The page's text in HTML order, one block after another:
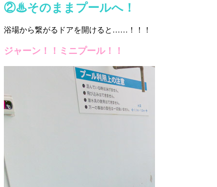
②♨そのままプールへ！
浴場から繋がるドアを開けると……！！！
ジャーン！！ミニプール！！